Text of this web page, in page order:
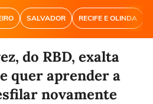
SALVADOR RECIFE E OLINDA
do RBD, exalta
quer aprender a
novamente